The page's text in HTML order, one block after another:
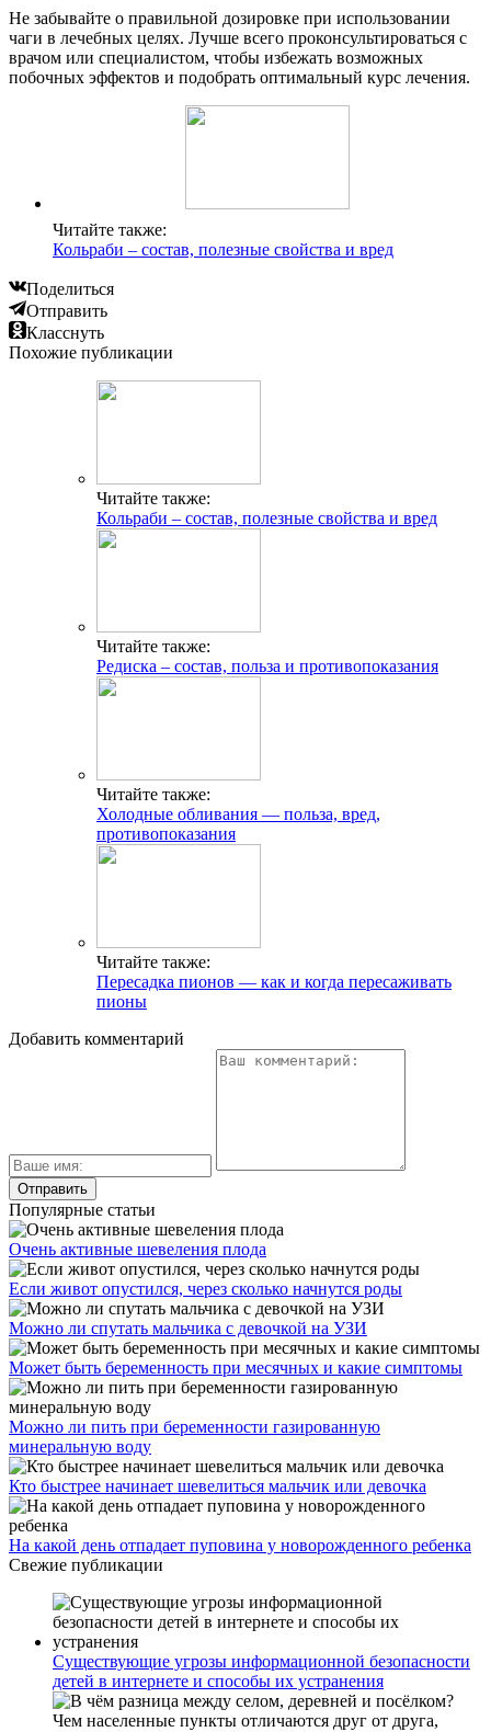
Не забывайте о правильной дозировке при использовании
чаги в лечебных целях. Лучше всего проконсультироваться с
врачом или специалистом, чтобы избежать возможных
побочных эффектов и подобрать оптимальный курс лечения.
Читайте также:
Кольраби – состав, полезные свойства и вред
Поделиться
Отправить
Класснуть
Похожие публикации
Читайте также:
Кольраби – состав, полезные свойства и вред
Читайте также:
Редиска – состав, польза и противопоказания
Читайте также:
Холодные обливания — польза, вред,
противопоказания
Читайте также:
Пересадка пионов — как и когда пересаживать
пионы
Добавить комментарий
Популярные статьи
Очень активные шевеления плода
Если живот опустился, через сколько начнутся роды
Можно ли спутать мальчика с девочкой на УЗИ
Может быть беременность при месячных и какие симптомы
Можно ли пить при беременности газированную
минеральную воду
Кто быстрее начинает шевелиться мальчик или девочка
На какой день отпадает пуповина у новорожденного ребенка
Свежие публикации
Существующие угрозы информационной безопасности
детей в интернете и способы их устранения